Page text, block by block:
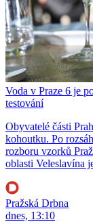
Voda v Praze 6 je
testování
Obyvatelé části
kohoutku. Po
rozboru vzorků
oblasti Veleslavína
Pražská Drbna
dnes, 13:10